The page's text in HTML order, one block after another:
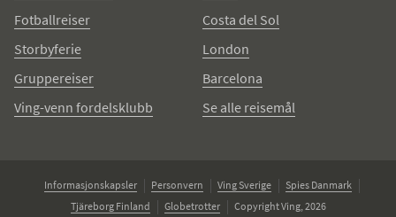
Fotballreiser
Storbyferie
Gruppereiser
Ving-venn fordelsklubb
Costa del Sol
London
Barcelona
Se alle reisemål
Informasjonskapsler Personvern Ving Sverige
Spies Danmark
Tjäreborg Finland
Globetrotter Copyright Ving, 2026